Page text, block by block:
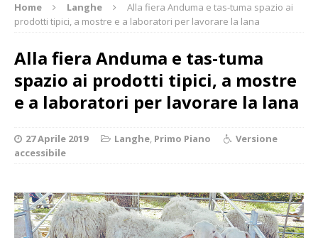
Home Langhe
Alla fiera Anduma e tas-tuma spazio ai
prodotti tipici, a mostre e a laboratori per lavorare la lana
Alla fiera Anduma e tas-tuma
spazio ai prodotti tipici, a mostre
e a laboratori per lavorare la lana
27 Aprile 2019 Langhe, Primo Piano
Versione
accessibile